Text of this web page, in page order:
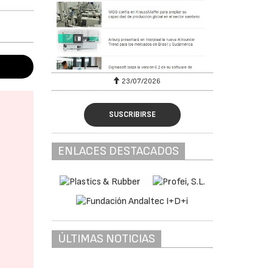
23/07/2026
SUSCRIBIRSE
ENLACES DESTACADOS
ÚLTIMAS NOTICIAS